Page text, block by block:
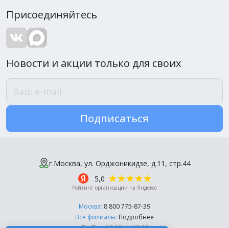
Присоединяйтесь
Новости и акции только для своих
Подписаться
г.Москва, ул. Орджоникидзе, д.11, стр.44
5,0
Рейтинг организации на Яндексе
Москва: 8 800 775-87-39
Все филиалы: Подробнее